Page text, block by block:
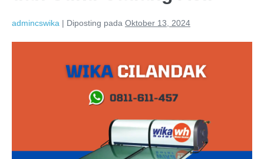
admincswika | Diposting pada Oktober 13, 2024